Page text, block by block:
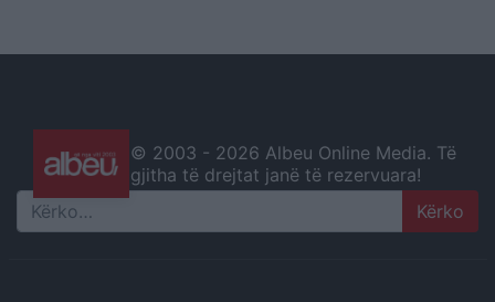
© 2003 - 2026 Albeu Online Media. Të
gjitha të drejtat janë të rezervuara!
Search